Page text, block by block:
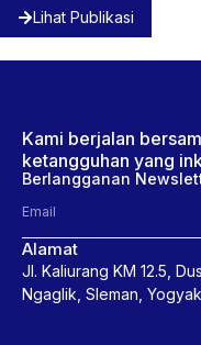
Lihat Publikasi
Kami berjalan
ketangguhan yang
Berlangganan
Alamat
Jl. Kaliurang KM 12.5,
Ngaglik, Sleman,